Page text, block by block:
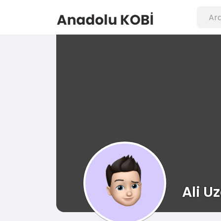
Ali